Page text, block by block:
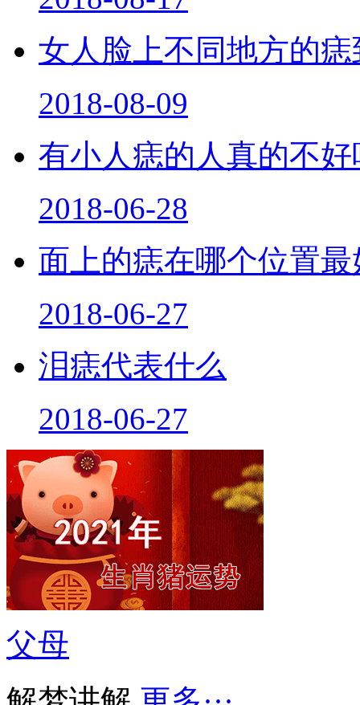
女人脸上不同地方的
2018-08-09
有小人痣的人真的不好
2018-06-28
面上的痣在哪个位置最
2018-06-27
泪痣代表什么
2018-06-27
父母